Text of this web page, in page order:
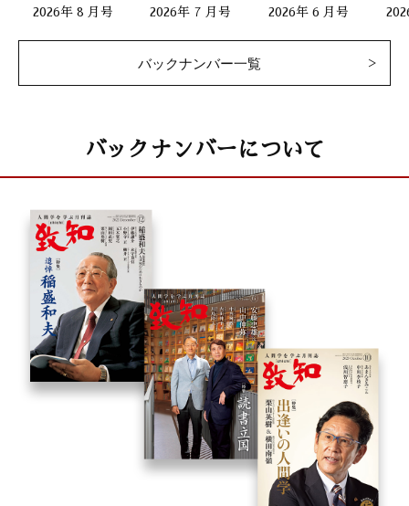
2026年 8 月号 2026年 7 月号 2026年 6 月号
バックナンバー一覧
バックナンバーについて